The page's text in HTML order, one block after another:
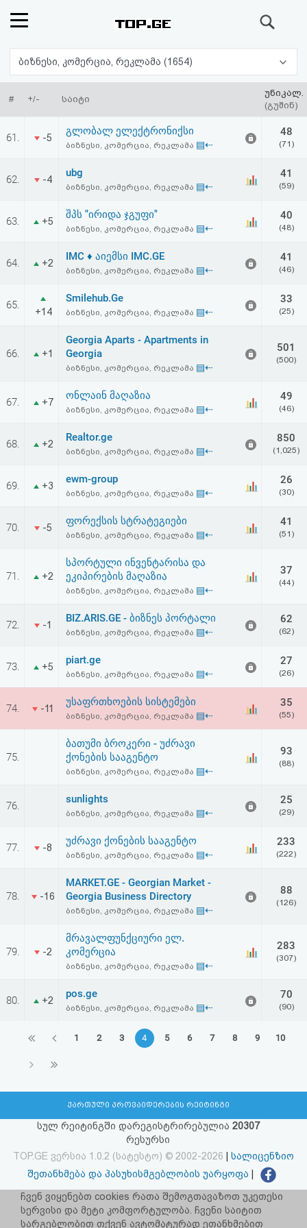
რეიტინგი
(მთავარი)
ფოსტა
პასუხი
ავტორიზაცია
რეგისტრაცია
პაროლის
აღდგენა
HTML
სალიცენზიო
შეთანხმება
პასუხისმგებლობის
უარყოფა
ბიზნესი, კომერცია, რეკლამა (1654)
# +/- საიტი
უნიკალ.
(გუშინ)
61. -5
გლობალ ელექტრონიქსი
ბიზნესი, კომერცია, რეკლამა ▤⇠
48
(71)
62. -4
ubg
ბიზნესი, კომერცია, რეკლამა ▤⇠
41
(59)
63. +5
შპს "ირიდა ჯგუფი"
ბიზნესი, კომერცია, რეკლამა ▤⇠
40
(48)
64. +2
IMC ♦ აიემსი IMC.GE
ბიზნესი, კომერცია, რეკლამა ▤⇠
41
(46)
65.
+14
Smilehub.Ge
ბიზნესი, კომერცია, რეკლამა ▤⇠
33
(25)
66. +1
Georgia Aparts - Apartments in
Georgia
ბიზნესი, კომერცია, რეკლამა ▤⇠
501
(500)
67. +7
ონლაინ მაღაზია
ბიზნესი, კომერცია, რეკლამა ▤⇠
49
(46)
68. +2
Realtor.ge
ბიზნესი, კომერცია, რეკლამა ▤⇠
850
(1,025)
69. +3
ewm-group
ბიზნესი, კომერცია, რეკლამა ▤⇠
26
(30)
70. -5
ფორექსის სტრატეგიები
ბიზნესი, კომერცია, რეკლამა ▤⇠
41
(51)
71. +2
სპორტული ინვენტარისა და
ეკიპირების მაღაზია
ბიზნესი, კომერცია, რეკლამა ▤⇠
37
(44)
72. -1
BIZ.ARIS.GE - ბიზნეს პორტალი
ბიზნესი, კომერცია, რეკლამა ▤⇠
62
(62)
73. +5
piart.ge
ბიზნესი, კომერცია, რეკლამა ▤⇠
27
(26)
74. -11
უსაფრთხოების სისტემები
ბიზნესი, კომერცია, რეკლამა ▤⇠
35
(55)
75.
ბათუმი ბროკერი - უძრავი
ქონების სააგენტო
ბიზნესი, კომერცია, რეკლამა ▤⇠
93
(88)
76.
sunlights
ბიზნესი, კომერცია, რეკლამა ▤⇠
25
(29)
77. -8
უძრავი ქონების სააგენტო
ბიზნესი, კომერცია, რეკლამა ▤⇠
233
(222)
78. -16
MARKET.GE - Georgian Market -
Georgia Business Directory
ბიზნესი, კომერცია, რეკლამა ▤⇠
88
(126)
79. -2
მრავალფუნქციური ელ.
კომერცია
ბიზნესი, კომერცია, რეკლამა ▤⇠
283
(307)
80. +2
pos.ge
ბიზნესი, კომერცია, რეკლამა ▤⇠
70
(90)
1 2 3 4 5 6 7 8 9 10
ქართული პროვაიდერების რეიტინგი
სულ რეიტინგში დარეგისტრირებულია 20307
რესურსი
TOP.GE ვერსია 1.0.2 (სატესტო) © 2002-2026
სალიცენზიო
შეთანხმება და პასუხისმგებლობის უარყოფა
facebook.com/TOP.GE
იხილეთ TOP.GE - ის ძველი ვერსია ბმულზე
ჩვენ ვიყენებთ cookies რათა შემოგთავაზოთ უკეთესი
სერვისი და მეტი კომფორტულობა. ჩვენი საიტით
სარგებლობით თქვენ ავტომატურად ეთანხმებით